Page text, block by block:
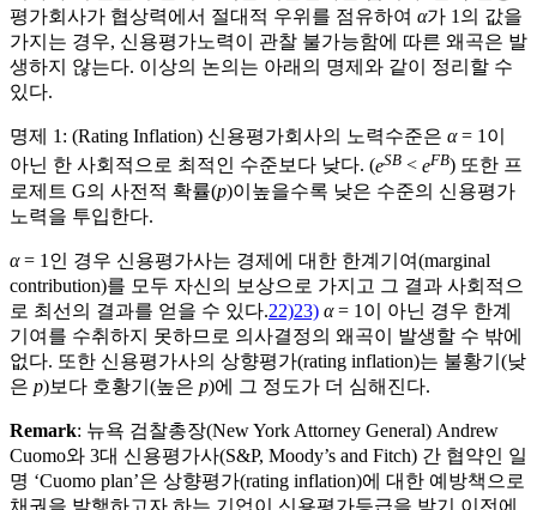
평가회사가 협상력에서 절대적 우위를 점유하여 α가 1의 값을
가지는 경우, 신용평가노력이 관찰 불가능함에 따른 왜곡은 발
생하지 않는다. 이상의 논의는 아래의 명제와 같이 정리할 수
있다.
명제 1: (Rating Inflation) 신용평가회사의 노력수준은 α= 1이
아닌 한 사회적으로 최적인 수준보다 낮다. (eSB < eFB) 또한 프
로제트 G의 사전적 확률(p)이높을수록 낮은 수준의 신용평가
노력을 투입한다.
α= 1인 경우 신용평가사는 경제에 대한 한계기여(marginal
contribution)를 모두 자신의 보상으로 가지고 그 결과 사회적으
로 최선의 결과를 얻을 수 있다.22)23) α= 1이 아닌 경우 한계
기여를 수취하지 못하므로 의사결정의 왜곡이 발생할 수 밖에
없다. 또한 신용평가사의 상향평가(rating inflation)는 불황기(낮
은 p)보다 호황기(높은 p)에 그 정도가 더 심해진다.
Remark: 뉴욕 검찰총장(New York Attorney General) Andrew
Cuomo와 3대 신용평가사(S&P, Moody’s and Fitch) 간 협약인 일
명 ‘Cuomo plan’은 상향평가(rating inflation)에 대한 예방책으로
채권을 발행하고자 하는 기업이 신용평가등급을 받기 이전에